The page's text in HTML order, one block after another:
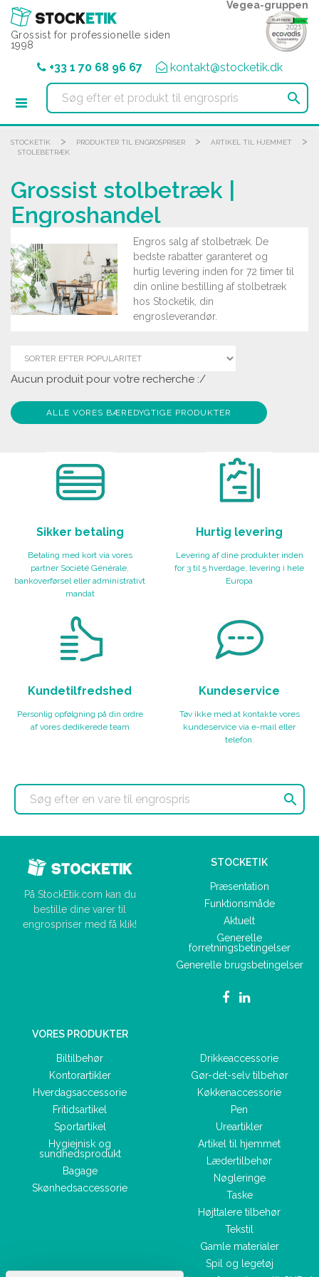
Grossist for professionelle siden
1998
Vegea-gruppen
+33 1 70 68 96 67 kontakt@stocketik.dk

STOCKETIK > PRODUKTER TIL ENGROSPRISER > ARTIKEL TIL HJEMMET >
STOLEBETRÆK
Grossist stolbetræk |
Engroshandel
Engros salg af stolbetræk. De
bedste rabatter garanteret og
hurtig levering inden for 72 timer til
din online bestilling af stolbetræk
hos Stocketik, din
engrosleverandør.
Aucun produit pour votre recherche :/
ALLE VORES BÆREDYGTIGE PRODUKTER
Sikker betaling
Betaling med kort via vores
partner Société Générale,
bankoverførsel eller administrativt
mandat
Hurtig levering
Levering af dine produkter inden
for 3 til 5 hverdage, levering i hele
Europa
Kundetilfredshed
Personlig opfølgning på din ordre
af vores dedikerede team
Kundeservice
Tøv ikke med at kontakte vores
kundeservice via e-mail eller
telefon.

På StockEtik.com kan du
bestille dine varer til
engrospriser med få klik!
STOCKETIK
Præsentation
Funktionsmåde
Aktuelt
Generelle
forretningsbetingelser
Generelle brugsbetingelser
VORES PRODUKTER
Biltilbehør
Kontorartikler
Hverdagsaccessorie
Fritidsartikel
Sportartikel
Hygiejnisk og
sundhedsprodukt
Bagage
Skønhedsaccessorie
Drikkeaccessorie
Gør-det-selv tilbehør
Køkkenaccessorie
Pen
Ureartikler
Artikel til hjemmet
Lædertilbehør
Nøgleringe
Taske
Højttalere tilbehør
Tekstil
Gamle materialer
Spil og legetøj
CCookie-styringspanel